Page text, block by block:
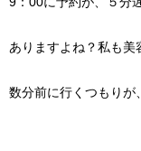
ありますよね？私も美
数分前に行くつもりが